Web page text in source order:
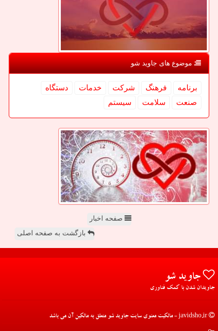
موضوع های جاوید شو
برنامه فرهنگ شركت خدمات
دستگاه
صنعت
سلامت سیستم
صفحه اخبار
بازگشت به صفحه اصلی
جاوید شو
جاویدان شدن با کمک فناوری